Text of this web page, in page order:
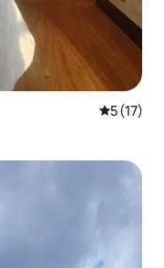
5 (17)